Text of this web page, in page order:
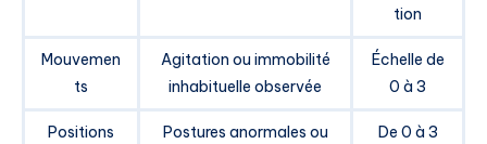
tion
Mouvemen
ts
Agitation ou immobilité
inhabituelle observée
Échelle de
0 à 3
Positions
Postures anormales ou
De 0 à 3